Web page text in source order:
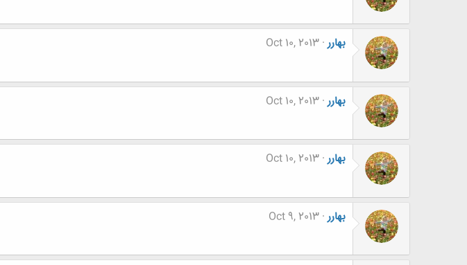
بهارر Oct 10, 2013
بهارر Oct 10, 2013
بهارر Oct 10, 2013
بهارر Oct 9, 2013